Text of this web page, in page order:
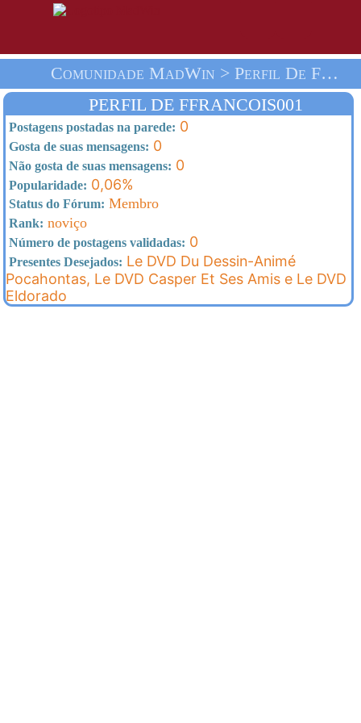
Comunidade MadWin > Perfil De Ffrancois001 > Homepage
PERFIL DE FFRANCOIS001
Postagens postadas na parede: 0
Gosta de suas mensagens: 0
Não gosta de suas mensagens: 0
Popularidade: 0,06%
Status do Fórum: Membro
Rank: noviço
Número de postagens validadas: 0
Presentes Desejados: Le DVD Du Dessin-Animé
Pocahontas, Le DVD Casper Et Ses Amis e Le DVD
Eldorado